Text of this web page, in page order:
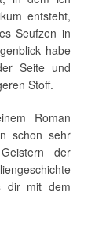
entsteht,
Seufzen in
habe
Seite und
Stoff.
Roman
schon sehr
der
dir mit dem